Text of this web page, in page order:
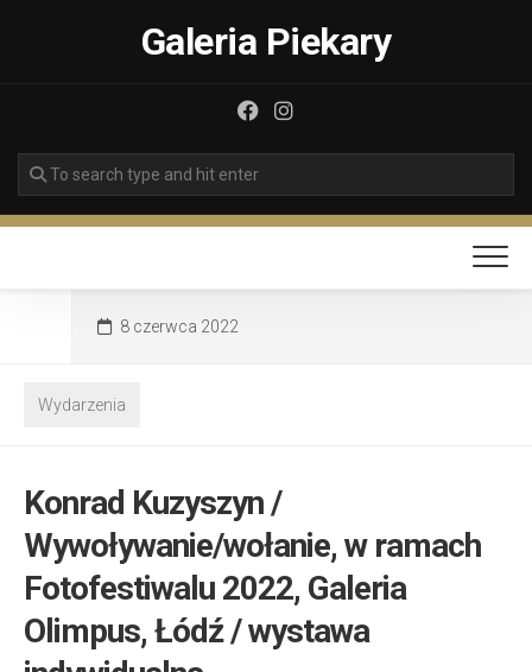
Galeria Piekary
8 czerwca 2022
Wydarzenia
Konrad Kuzyszyn /
Wywoływanie/wołanie, w ramach
Fotofestiwalu 2022, Galeria
Olimpus, Łódź / wystawa